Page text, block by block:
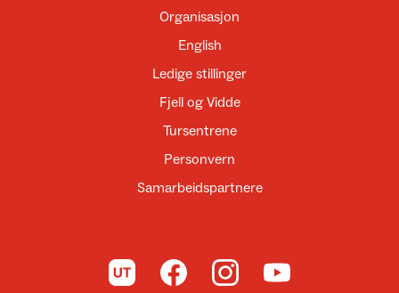
Organisasjon
English
Ledige stillinger
Fjell og Vidde
Tursentrene
Personvern
Samarbeidspartnere
Til UT.no Til DNT på Facebook
Til DNT på Instagram
Til DNT på YouTube